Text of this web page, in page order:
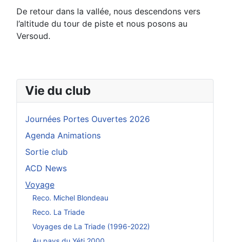
Vie du club
Journées Portes Ouvertes 2026
Agenda Animations
Sortie club
ACD News
Voyage
Reco. Michel Blondeau
Reco. La Triade
Voyages de La Triade (1996-2022)
De retour dans la vallée, nous descendons vers
l’altitude du tour de piste et nous posons au
Versoud.